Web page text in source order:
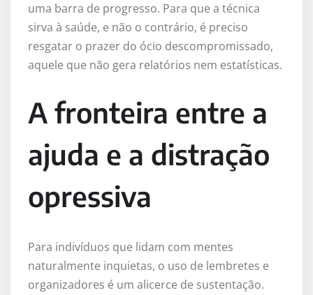
uma barra de progresso. Para que a técnica
sirva à saúde, e não o contrário, é preciso
resgatar o prazer do ócio descompromissado,
aquele que não gera relatórios nem estatísticas.
A fronteira entre a
ajuda e a distração
opressiva
Para indivíduos que lidam com mentes
naturalmente inquietas, o uso de lembretes e
organizadores é um alicerce de sustentação.